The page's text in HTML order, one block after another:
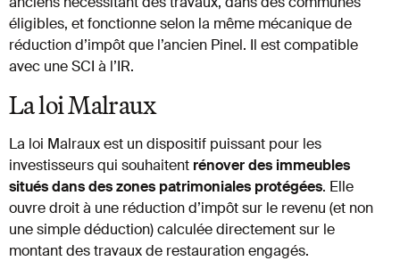
éligibles, et fonctionne selon la même mécanique de
réduction d’impôt que l’ancien Pinel. Il est compatible
avec une SCI à l’IR.
La loi Malraux
La loi Malraux est un dispositif puissant pour les
investisseurs qui souhaitent rénover des immeubles
situés dans des zones patrimoniales protégées. Elle
ouvre droit à une réduction d’impôt sur le revenu (et non
une simple déduction) calculée directement sur le
montant des travaux de restauration engagés.